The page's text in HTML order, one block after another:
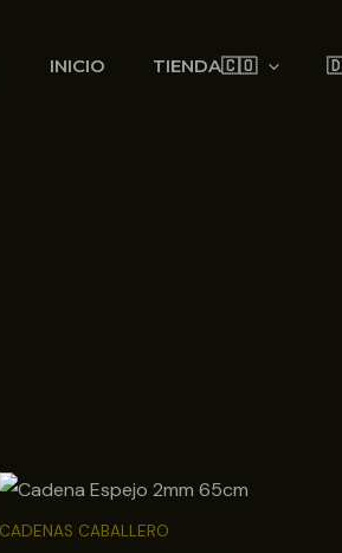
INICIO TIENDA🇨🇴
CADENAS CABALLERO